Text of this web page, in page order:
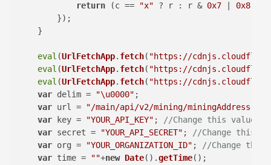
return (c == "x" ? r : r & 0x7 0x8
        });
    }
eval (UrlFetchApp. fetch( "https://
eval (UrlFetchApp. fetch( "https://
eval (UrlFetchApp. fetch( "https://
var delim = "\u0000" ;
var url = "/main/api/v2/mining/miningAddress"
var key = "YOUR_API_KEY" ; //Change this value to
var secret = "YOUR_API_SECRET" ; //Change this
var org = "YOUR_ORGANIZATION_ID" ; //Change this
var time = ""+new Date().getTime();